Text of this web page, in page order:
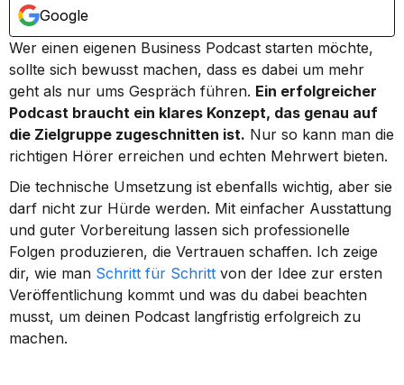
Google
Wer einen eigenen Business Podcast starten möchte,
sollte sich bewusst machen, dass es dabei um mehr
geht als nur ums Gespräch führen. Ein erfolgreicher
Podcast braucht ein klares Konzept, das genau auf
die Zielgruppe zugeschnitten ist. Nur so kann man die
richtigen Hörer erreichen und echten Mehrwert bieten.
Die technische Umsetzung ist ebenfalls wichtig, aber sie
darf nicht zur Hürde werden. Mit einfacher Ausstattung
und guter Vorbereitung lassen sich professionelle
Folgen produzieren, die Vertrauen schaffen. Ich zeige
dir, wie man Schritt für Schritt von der Idee zur ersten
Veröffentlichung kommt und was du dabei beachten
musst, um deinen Podcast langfristig erfolgreich zu
machen.